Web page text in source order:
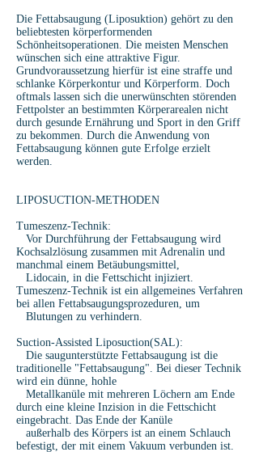
Die Fettabsaugung (Liposuktion) gehört zu den
beliebtesten körperformenden
Schönheitsoperationen. Die meisten Menschen
wünschen sich eine attraktive Figur.
Grundvoraussetzung hierfür ist eine straffe und
schlanke Körperkontur und Körperform. Doch
oftmals lassen sich die unerwünschten störenden
Fettpolster an bestimmten Körperarealen nicht
durch gesunde Ernährung und Sport in den Griff
zu bekommen. Durch die Anwendung von
Fettabsaugung können gute Erfolge erzielt
werden.
LIPOSUCTION-METHODEN
Tumeszenz-Technik:
Vor Durchführung der Fettabsaugung wird
Kochsalzlösung zusammen mit Adrenalin und
manchmal einem Betäubungsmittel,
Lidocain, in die Fettschicht injiziert.
Tumeszenz-Technik ist ein allgemeines Verfahren
bei allen Fettabsaugungsprozeduren, um
Blutungen zu verhindern.
Suction-Assisted Liposuction(SAL):
Die saugunterstützte Fettabsaugung ist die
traditionelle "Fettabsaugung". Bei dieser Technik
wird ein dünne, hohle
Metallkanüle mit mehreren Löchern am Ende
durch eine kleine Inzision in die Fettschicht
eingebracht. Das Ende der Kanüle
außerhalb des Körpers ist an einem Schlauch
befestigt, der mit einem Vakuum verbunden ist.